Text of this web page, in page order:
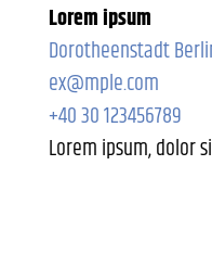
Lorem ipsum
Dorotheenstadt
ex@mple.com
+40 30 123456789
Lorem ipsum, dolor